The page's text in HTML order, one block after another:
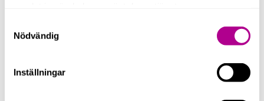
Nödvändig
Inställningar